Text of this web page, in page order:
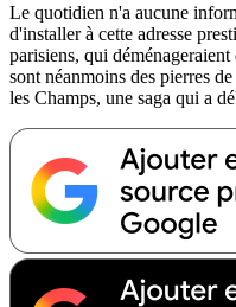
Le quotidien n'a aucune
d'installer à cette adresse
parisiens, qui
sont néanmoins des pierres
les Champs, une saga qui a